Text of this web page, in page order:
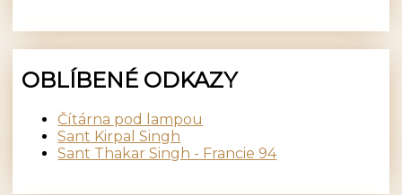
OBLÍBENÉ ODKAZY
Čítárna pod lampou
Sant Kirpal Singh
Sant Thakar Singh - Francie 94